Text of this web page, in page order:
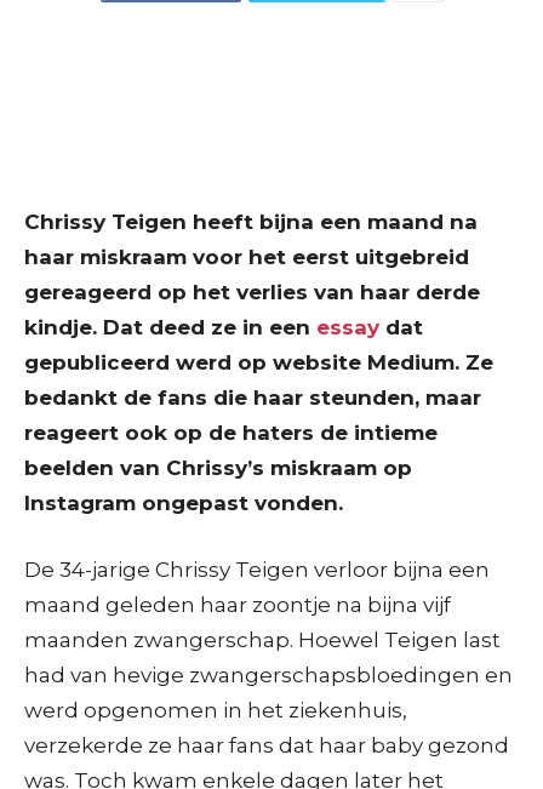
Chrissy Teigen heeft bijna een maand na
haar miskraam voor het eerst uitgebreid
gereageerd op het verlies van haar derde
kindje. Dat deed ze in een essay dat
gepubliceerd werd op website Medium. Ze
bedankt de fans die haar steunden, maar
reageert ook op de haters de intieme
beelden van Chrissy’s miskraam op
Instagram ongepast vonden.
De 34-jarige Chrissy Teigen verloor bijna een
maand geleden haar zoontje na bijna vijf
maanden zwangerschap. Hoewel Teigen last
had van hevige zwangerschapsbloedingen en
werd opgenomen in het ziekenhuis,
verzekerde ze haar fans dat haar baby gezond
was. Toch kwam enkele dagen later het